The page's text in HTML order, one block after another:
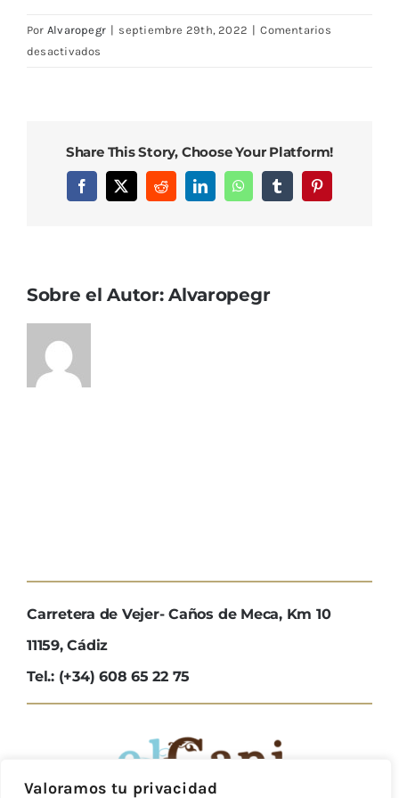
Valoramos tu privacidad
Por Alvaropegr | septiembre 29th, 2022 | Comentarios
desactivados
Share This Story, Choose Your Platform!
Facebook
X RedditLinkedInWhatsAppTumblrPinterest
Sobre el Autor:Alvaropegr
Carretera de Vejer- Caños de Meca, Km 10
11159, Cádiz
Tel.: (+34) 608 65 22 75